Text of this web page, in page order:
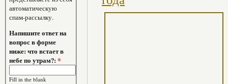
автоматическую
спам-рассылку.
Напишите ответ на
вопрос в форме
ниже: что встает в
небе по утрам?:*
Fill in the blank